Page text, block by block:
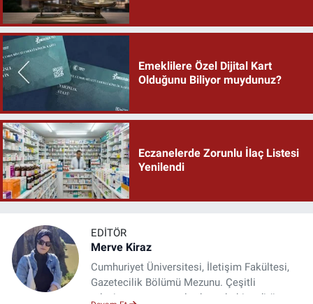
Emeklilere Özel Dijital Kart
Olduğunu Biliyor muydunuz?
Eczanelerde Zorunlu İlaç Listesi
Yenilendi
EDITÖR
Merve Kiraz
Cumhuriyet Üniversitesi, İletişim Fakültesi,
Gazetecilik Bölümü Mezunu. Çeşitli
televizyon ve gazetelerde muhabir, editör,